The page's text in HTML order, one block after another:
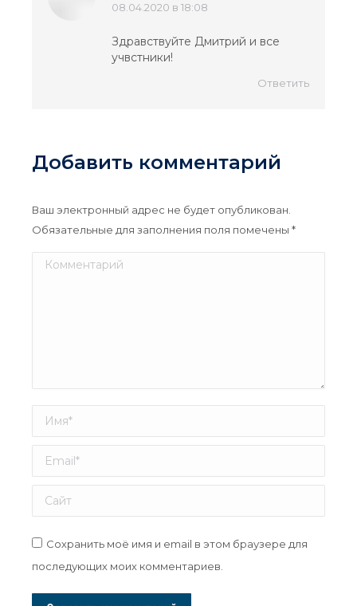
говорит:
08.04.2020 в 18:08
Здравствуйте Дмитрий и все
учвстники!
Ответить
Добавить комментарий
Ваш электронный адрес не будет опубликован.
Обязательные для заполнения поля помечены *
Комментарий
Имя *
Email *
Сайт
Сохранить моё имя и email в этом браузере для
последующих моих комментариев.